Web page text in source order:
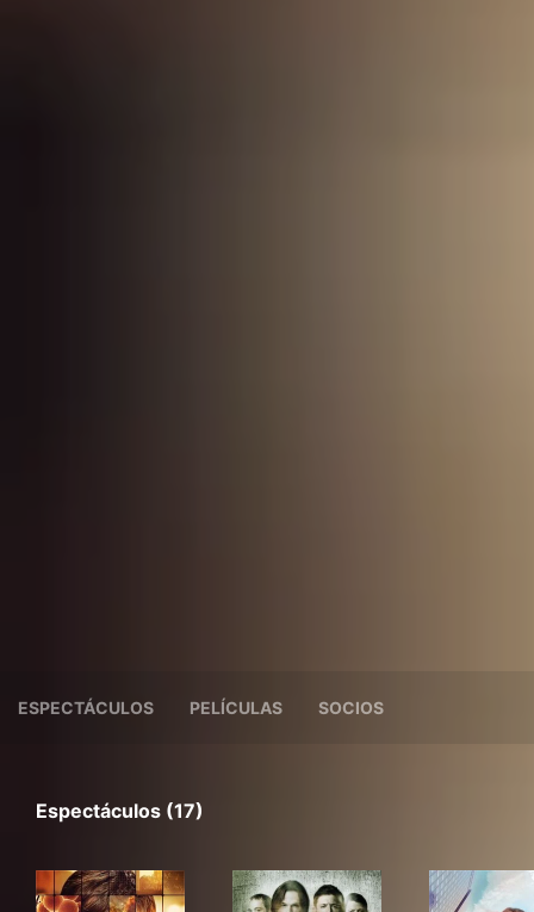
ESPECTÁCULOS PELÍCULAS SOCIOS
Espectáculos (17)